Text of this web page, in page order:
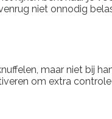
niet onnodig
maar niet bij
om extra